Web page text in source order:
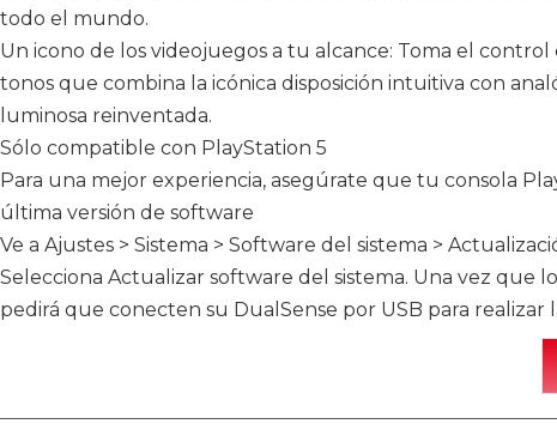
todo el mundo.
Un icono de los videojuegos a tu alcance: Toma el
tonos que combina la icónica disposición intuitiva con
luminosa reinventada.
Sólo compatible con PlayStation 5
Para una mejor experiencia, asegúrate que tu consola
última versión de software
Ve a Ajustes > Sistema > Software del sistema >
Selecciona Actualizar software del sistema. Una vez que
pedirá que conecten su DualSense por USB para realizar